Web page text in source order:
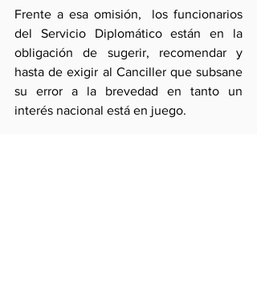
Frente a esa omisión,  los funcionarios
del Servicio Diplomático están en la
obligación de sugerir, recomendar y
hasta de exigir al Canciller que subsane
su error a la brevedad en tanto un
interés nacional está en juego.